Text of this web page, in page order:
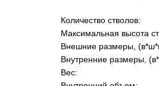
Количество стволов:
Максимальная высота
Внешние размеры,
Внутренние размеры,
Вес: